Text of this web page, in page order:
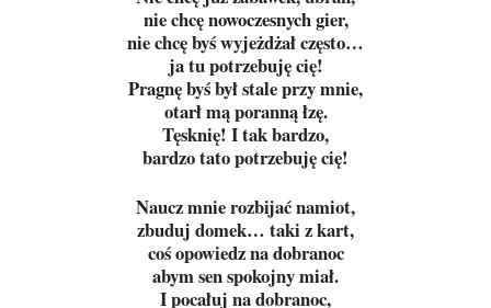
nie chcę nowoczesnych gier,
nie chcę byś wyjeżdżał często…
ja tu potrzebuję cię!
Pragnę byś był stale przy mnie,
otarł mą poranną łzę.
Tęsknię! I tak bardzo,
bardzo tato potrzebuję cię!
Naucz mnie rozbijać namiot,
zbuduj domek… taki z kart,
coś opowiedz na dobranoc
abym sen spokojny miał.
I pocałuj na dobranoc,